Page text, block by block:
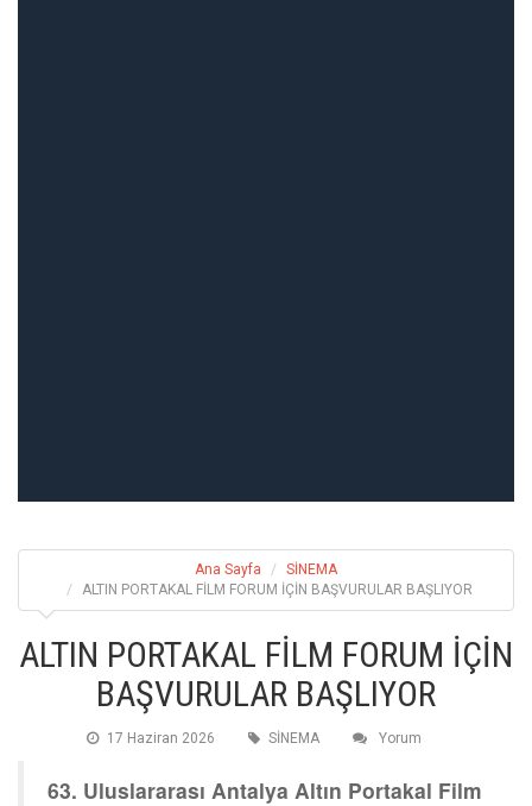
Ana Sayfa
SİNEMA
ALTIN PORTAKAL FİLM FORUM İÇİN BAŞVURULAR BAŞLIYOR
ALTIN PORTAKAL FİLM FORUM İÇİN
BAŞVURULAR BAŞLIYOR
17 Haziran 2026 SİNEMA Yorum
63. Uluslararası Antalya Altın Portakal Film